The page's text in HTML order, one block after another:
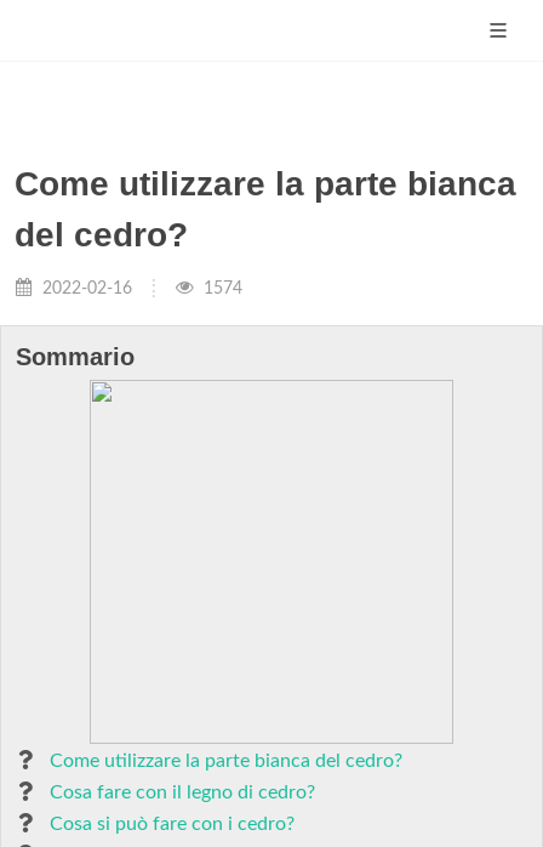
Come utilizzare la parte bianca
del cedro?
2022-02-16 1574
Sommario
Come utilizzare la parte bianca del cedro?
Cosa fare con il legno di cedro?
Cosa si può fare con i cedro?